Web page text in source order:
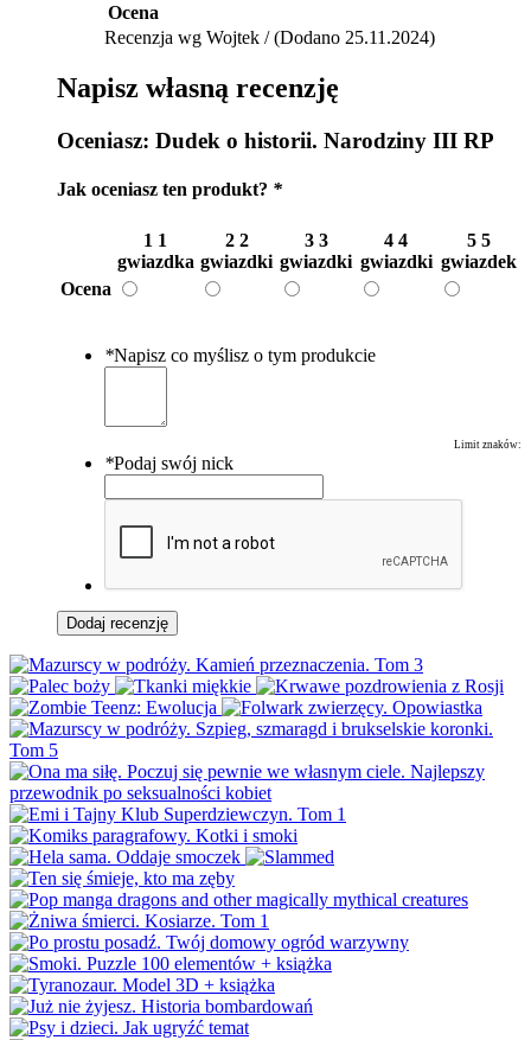
Ocena
Recenzja wg Wojtek / (Dodano 25.11.2024)
Napisz własną recenzję
Oceniasz: Dudek o historii. Narodziny III RP
Jak oceniasz ten produkt? *
1 1
gwiazdka
2 2
gwiazdki
3 3
gwiazdki
4 4
gwiazdki
5 5
gwiazdek
Ocena
*Napisz co myślisz o tym produkcie
Limit znaków:
*Podaj swój nick
Dodaj recenzję